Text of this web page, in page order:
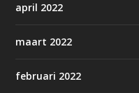
april 2022
maart 2022
februari 2022